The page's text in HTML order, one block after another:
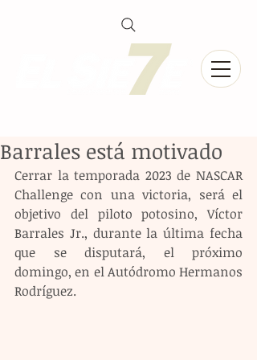
Barrales está motivado
Cerrar la temporada 2023 de NASCAR
Challenge con una victoria, será el
objetivo del piloto potosino, Víctor
Barrales Jr., durante la última fecha
que se disputará, el próximo
domingo, en el Autódromo Hermanos
Rodríguez.